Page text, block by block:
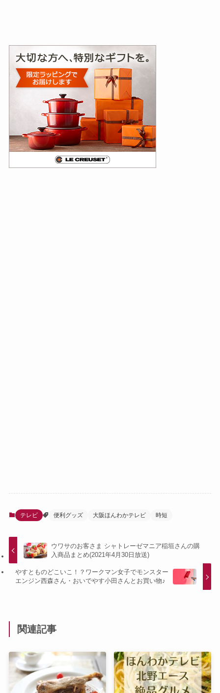
テレビ 便利グッズ 大阪ほんわかテレビ 時短
ウワサのお客さま シャトレーゼマニア稲垣さんの購
入商品まとめ(2021年4月30日放送)
やすとものどこいこ！？ワークマン女子でモンスター
エンジン西森さん・おいでやす小田さんとお買い物♪
関連記事